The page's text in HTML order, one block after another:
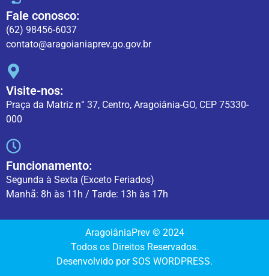
Fale conosco:
(62) 98456-6037
contato@aragoianiaprev.go.gov.br
Visite-nos:
Praça da Matriz n° 37, Centro, Aragoiânia-GO, CEP 75330-
000
Funcionamento:
Segunda à Sexta (Exceto Feriados)
Manhã: 8h às 11h / Tarde: 13h às 17h
AragoiâniaPrev © 2024
Todos os Direitos Reservados.
Desenvolvido por SOS WORDPRESS.